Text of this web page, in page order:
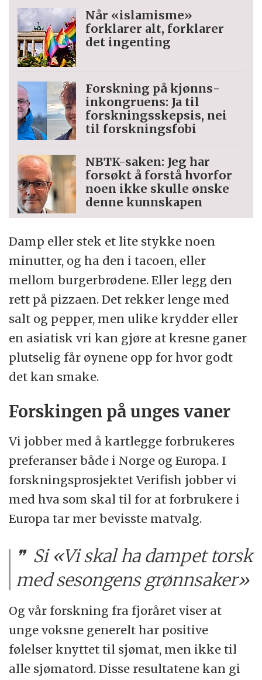
Når «islamisme»
forklarer alt, forklarer
det ingenting
Forskning på kjønns­
inkongruens: Ja til
forskningsskepsis, nei
til forskningsfobi
NBTK-saken: Jeg har
forsøkt å forstå hvorfor
noen ikke skulle ønske
denne kunnskapen
Damp eller stek et lite stykke noen
minutter, og ha den i tacoen, eller
mellom burgerbrødene. Eller legg den
rett på pizzaen. Det rekker lenge med
salt og pepper, men ulike krydder eller
en asiatisk vri kan gjøre at kresne ganer
plutselig får øynene opp for hvor godt
det kan smake.
Forskingen på unges vaner
Vi jobber med å kartlegge forbrukeres
preferanser både i Norge og Europa. I
forskningsprosjektet Verifish jobber vi
med hva som skal til for at forbrukere i
Europa tar mer bevisste matvalg.
Si «Vi skal ha dampet torsk
med sesongens grønnsaker»
Og vår forskning fra fjoråret viser at
unge voksne generelt har positive
følelser knyttet til sjømat, men ikke til
alle sjømatord. Disse resultatene kan gi